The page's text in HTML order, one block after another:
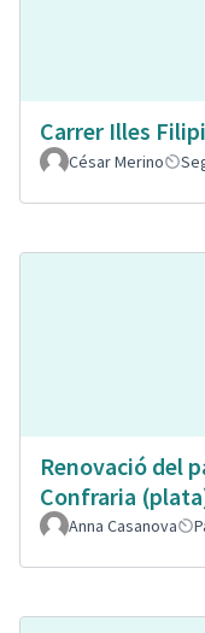
Carrer Illes
César Merino
Renovació del
Confraria
Anna Casanova